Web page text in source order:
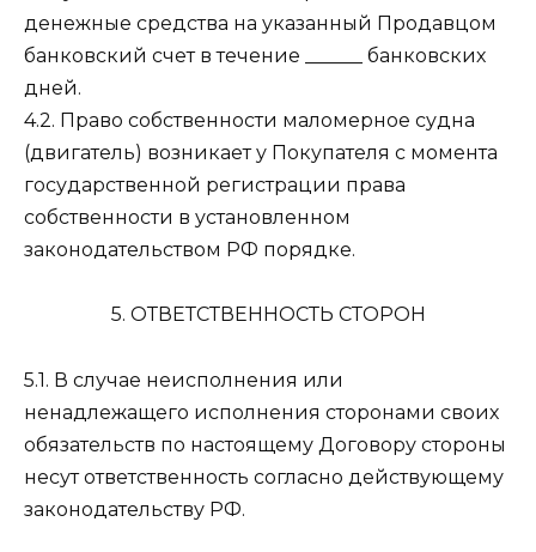
денежные средства на указанный Продавцом
банковский счет в течение ______ банковских
дней.
4.2. Право собственности маломерное судна
(двигатель) возникает у Покупателя с момента
государственной регистрации права
собственности в установленном
законодательством РФ порядке.
5. ОТВЕТСТВЕННОСТЬ СТОРОН
5.1. В случае неисполнения или
ненадлежащего исполнения сторонами своих
обязательств по настоящему Договору стороны
несут ответственность согласно действующему
законодательству РФ.